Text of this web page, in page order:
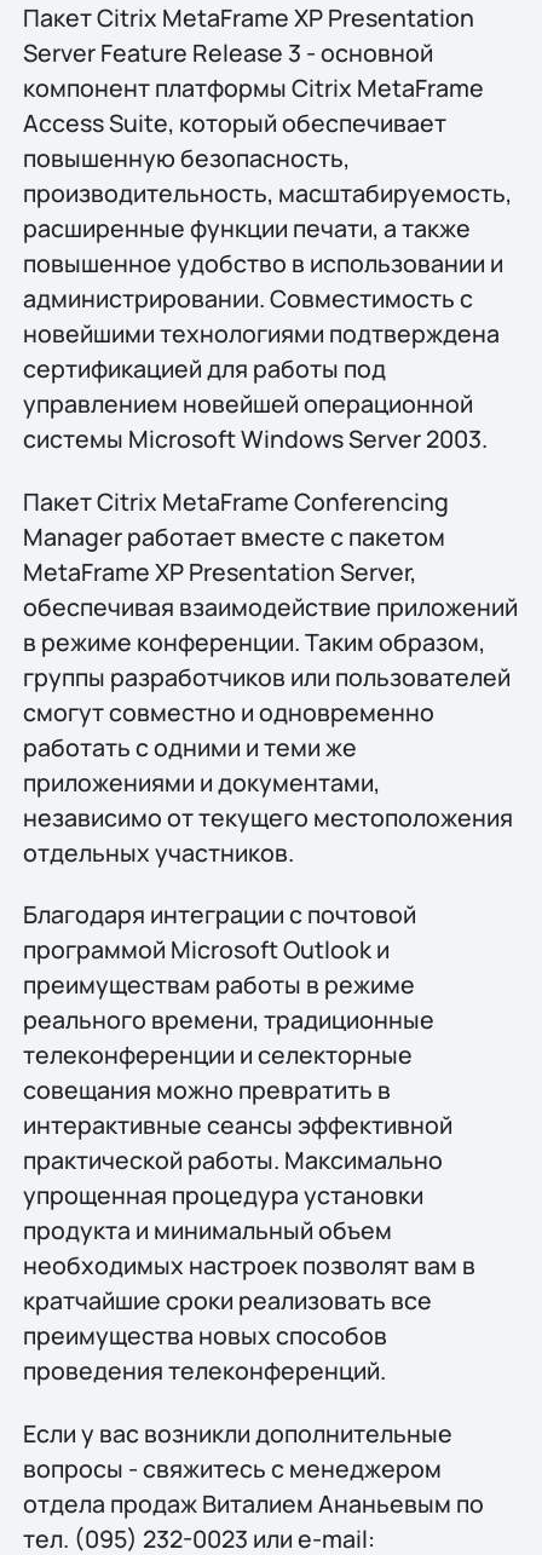
Пакет Citrix MetaFrame XP Presentation
Server Feature Release 3 - основной
компонент платформы Citrix MetaFrame
Access Suite, который обеспечивает
повышенную безопасность,
производительность, масштабируемость,
расширенные функции печати, а также
повышенное удобство в использовании и
администрировании. Совместимость с
новейшими технологиями подтверждена
сертификацией для работы под
управлением новейшей операционной
системы Microsoft Windows Server 2003.
Пакет Citrix MetaFrame Conferencing
Manager работает вместе с пакетом
MetaFrame XP Presentation Server,
обеспечивая взаимодействие приложений
в режиме конференции. Таким образом,
группы разработчиков или пользователей
смогут совместно и одновременно
работать с одними и теми же
приложениями и документами,
независимо от текущего местоположения
отдельных участников.
Благодаря интеграции с почтовой
программой Microsoft Outlook и
преимуществам работы в режиме
реального времени, традиционные
телеконференции и селекторные
совещания можно превратить в
интерактивные сеансы эффективной
практической работы. Максимально
упрощенная процедура установки
продукта и минимальный объем
необходимых настроек позволят вам в
кратчайшие сроки реализовать все
преимущества новых способов
проведения телеконференций.
Если у вас возникли дополнительные
вопросы - свяжитесь с менеджером
отдела продаж Виталием Ананьевым по
тел. (095) 232-0023 или e-mail: